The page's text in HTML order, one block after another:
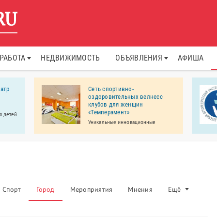
РАБОТА НЕДВИЖИМОСТЬ ОБЪЯВЛЕНИЯ АФИША
детей
Сеть спортивно-
оздоровительных велнесс
клубов для женщин
«Темперамент»
Уникальные инновационные
Спорт Город Мероприятия Мнения Ещё